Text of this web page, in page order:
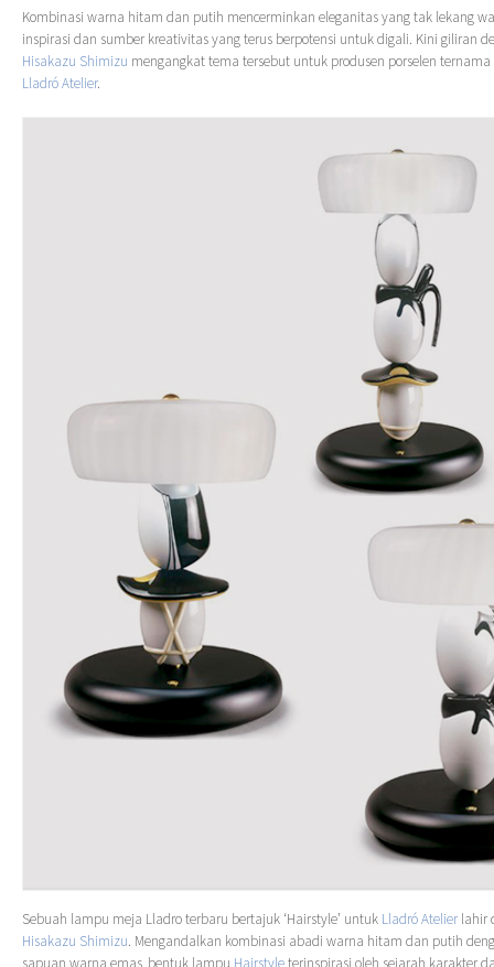
Kombinasi warna hitam dan putih mencerminkan eleganitas yang tak lekang
inspirasi dan sumber kreativitas yang terus berpotensi untuk digali. Kini giliran
Hisakazu Shimizu mengangkat tema tersebut untuk produsen porselen
Lladró Atelier.
Sebuah lampu meja Lladro terbaru bertajuk ‘Hairstyle’ untuk Lladró Atelier lahir
Hisakazu Shimizu. Mengandalkan kombinasi abadi warna hitam dan putih
sapuan warna emas, bentuk lampu Hairstyleterinspirasi oleh sejarah karakter